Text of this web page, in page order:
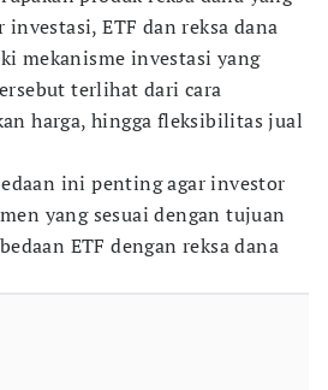
ETF dan reksa dana
mekanisme investasi yang
terlihat dari cara
harga, hingga fleksibilitas jual
ini penting agar investor
yang sesuai dengan tujuan
ETF dengan reksa dana